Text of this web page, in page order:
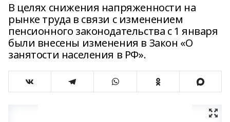
В целях снижения напряженности на
рынке труда в связи с изменением
пенсионного законодательства с 1 января
были внесены изменения в Закон «О
занятости населения в РФ».